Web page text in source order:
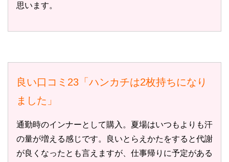
思います。
良い口コミ23「ハンカチは2枚持ちになり
ました」
通勤時のインナーとして購入。夏場はいつもよりも汗
の量が増える感じです。良いとらえかたをすると代謝
が良くなったとも言えますが、仕事帰りに予定がある